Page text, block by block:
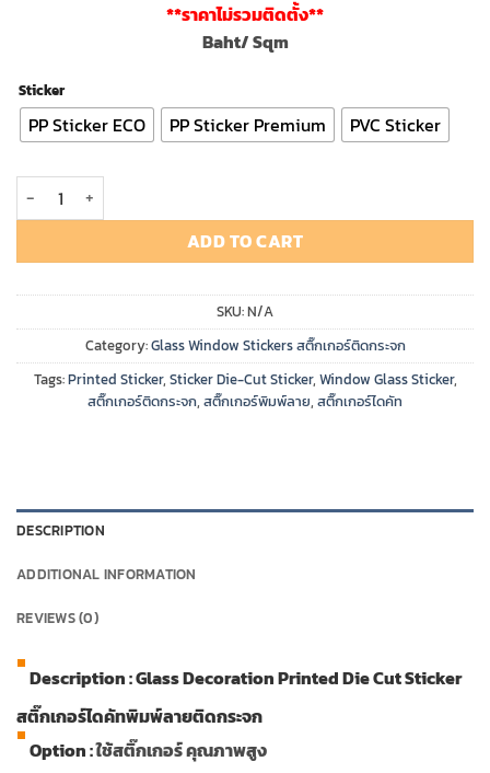
**ราคาไม่รวมติดตั้ง**
Baht/ Sqm
Sticker
PP Sticker ECO PP Sticker Premium PVC Sticker
Glass Decoration Printed Die Cut Sticker สติ๊กเกอร์ไดคัทพิมพ์ลายติด
ADD TO CART
SKU:N/A
Category:Glass Window Stickers สติ๊กเกอร์ติดกระจก
Tags:Printed Sticker, Sticker Die-Cut Sticker, Window Glass Sticker,
สติ๊กเกอร์ติดกระจก, สติ๊กเกอร์พิมพ์ลาย, สติ๊กเกอร์ไดคัท
DESCRIPTION
ADDITIONAL INFORMATION
REVIEWS (0)
Description :Glass Decoration Printed Die Cut Sticker
สติ๊กเกอร์ไดคัทพิมพ์ลายติดกระจก
Option :ใช้สติ๊กเกอร์ คุณภาพสูง